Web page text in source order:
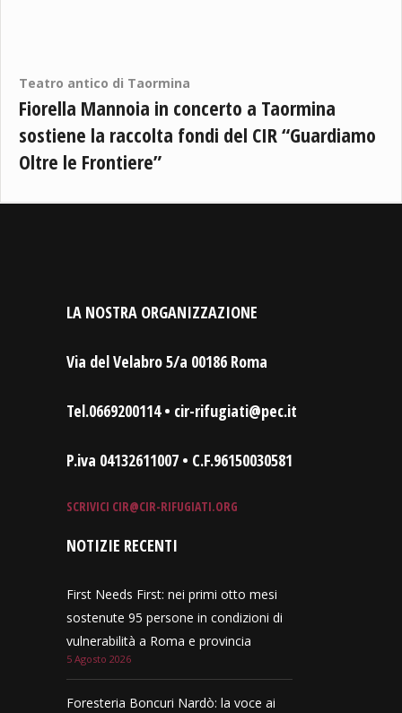
Teatro antico di Taormina
Fiorella Mannoia in concerto a Taormina
sostiene la raccolta fondi del CIR “Guardiamo
Oltre le Frontiere”
LA NOSTRA ORGANIZZAZIONE
Via del Velabro 5/a 00186 Roma
Tel.0669200114 • cir-rifugiati@pec.it
P.iva 04132611007 • C.F.96150030581
SCRIVICI CIR@CIR-RIFUGIATI.ORG
NOTIZIE RECENTI
First Needs First: nei primi otto mesi
sostenute 95 persone in condizioni di
vulnerabilità a Roma e provincia
5 Agosto 2026
Foresteria Boncuri Nardò: la voce ai